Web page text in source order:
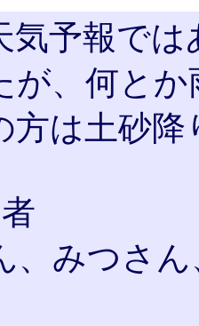
気予報で
が、何と
方は土砂
みつさん